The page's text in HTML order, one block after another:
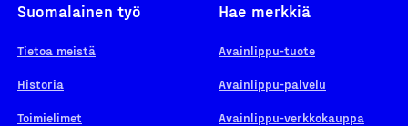
Suomalainen työ
Tietoa meistä
Historia
Toimielimet
Hae merkkiä
Avainlippu-tuote
Avainlippu-palvelu
Avainlippu-verkkokauppa